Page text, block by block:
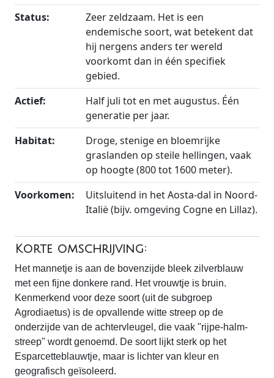
Status:
Zeer zeldzaam. Het is een
endemische soort, wat betekent dat
hij nergens anders ter wereld
voorkomt dan in één specifiek
gebied.
Actief:
Half juli tot en met augustus. Één
generatie per jaar.
Habitat:
Droge, stenige en bloemrijke
graslanden op steile hellingen, vaak
op hoogte (800 tot 1600 meter).
Voorkomen:
Uitsluitend in het Aosta-dal in Noord-
Italië (bijv. omgeving Cogne en Lillaz).
Korte omschrijving:
Het mannetje is aan de bovenzijde bleek zilverblauw
met een fijne donkere rand. Het vrouwtje is bruin.
Kenmerkend voor deze soort (uit de subgroep
Agrodiaetus) is de opvallende witte streep op de
onderzijde van de achtervleugel, die vaak "rijpe-halm-
streep" wordt genoemd. De soort lijkt sterk op het
Esparcetteblauwtje, maar is lichter van kleur en
geografisch geïsoleerd.